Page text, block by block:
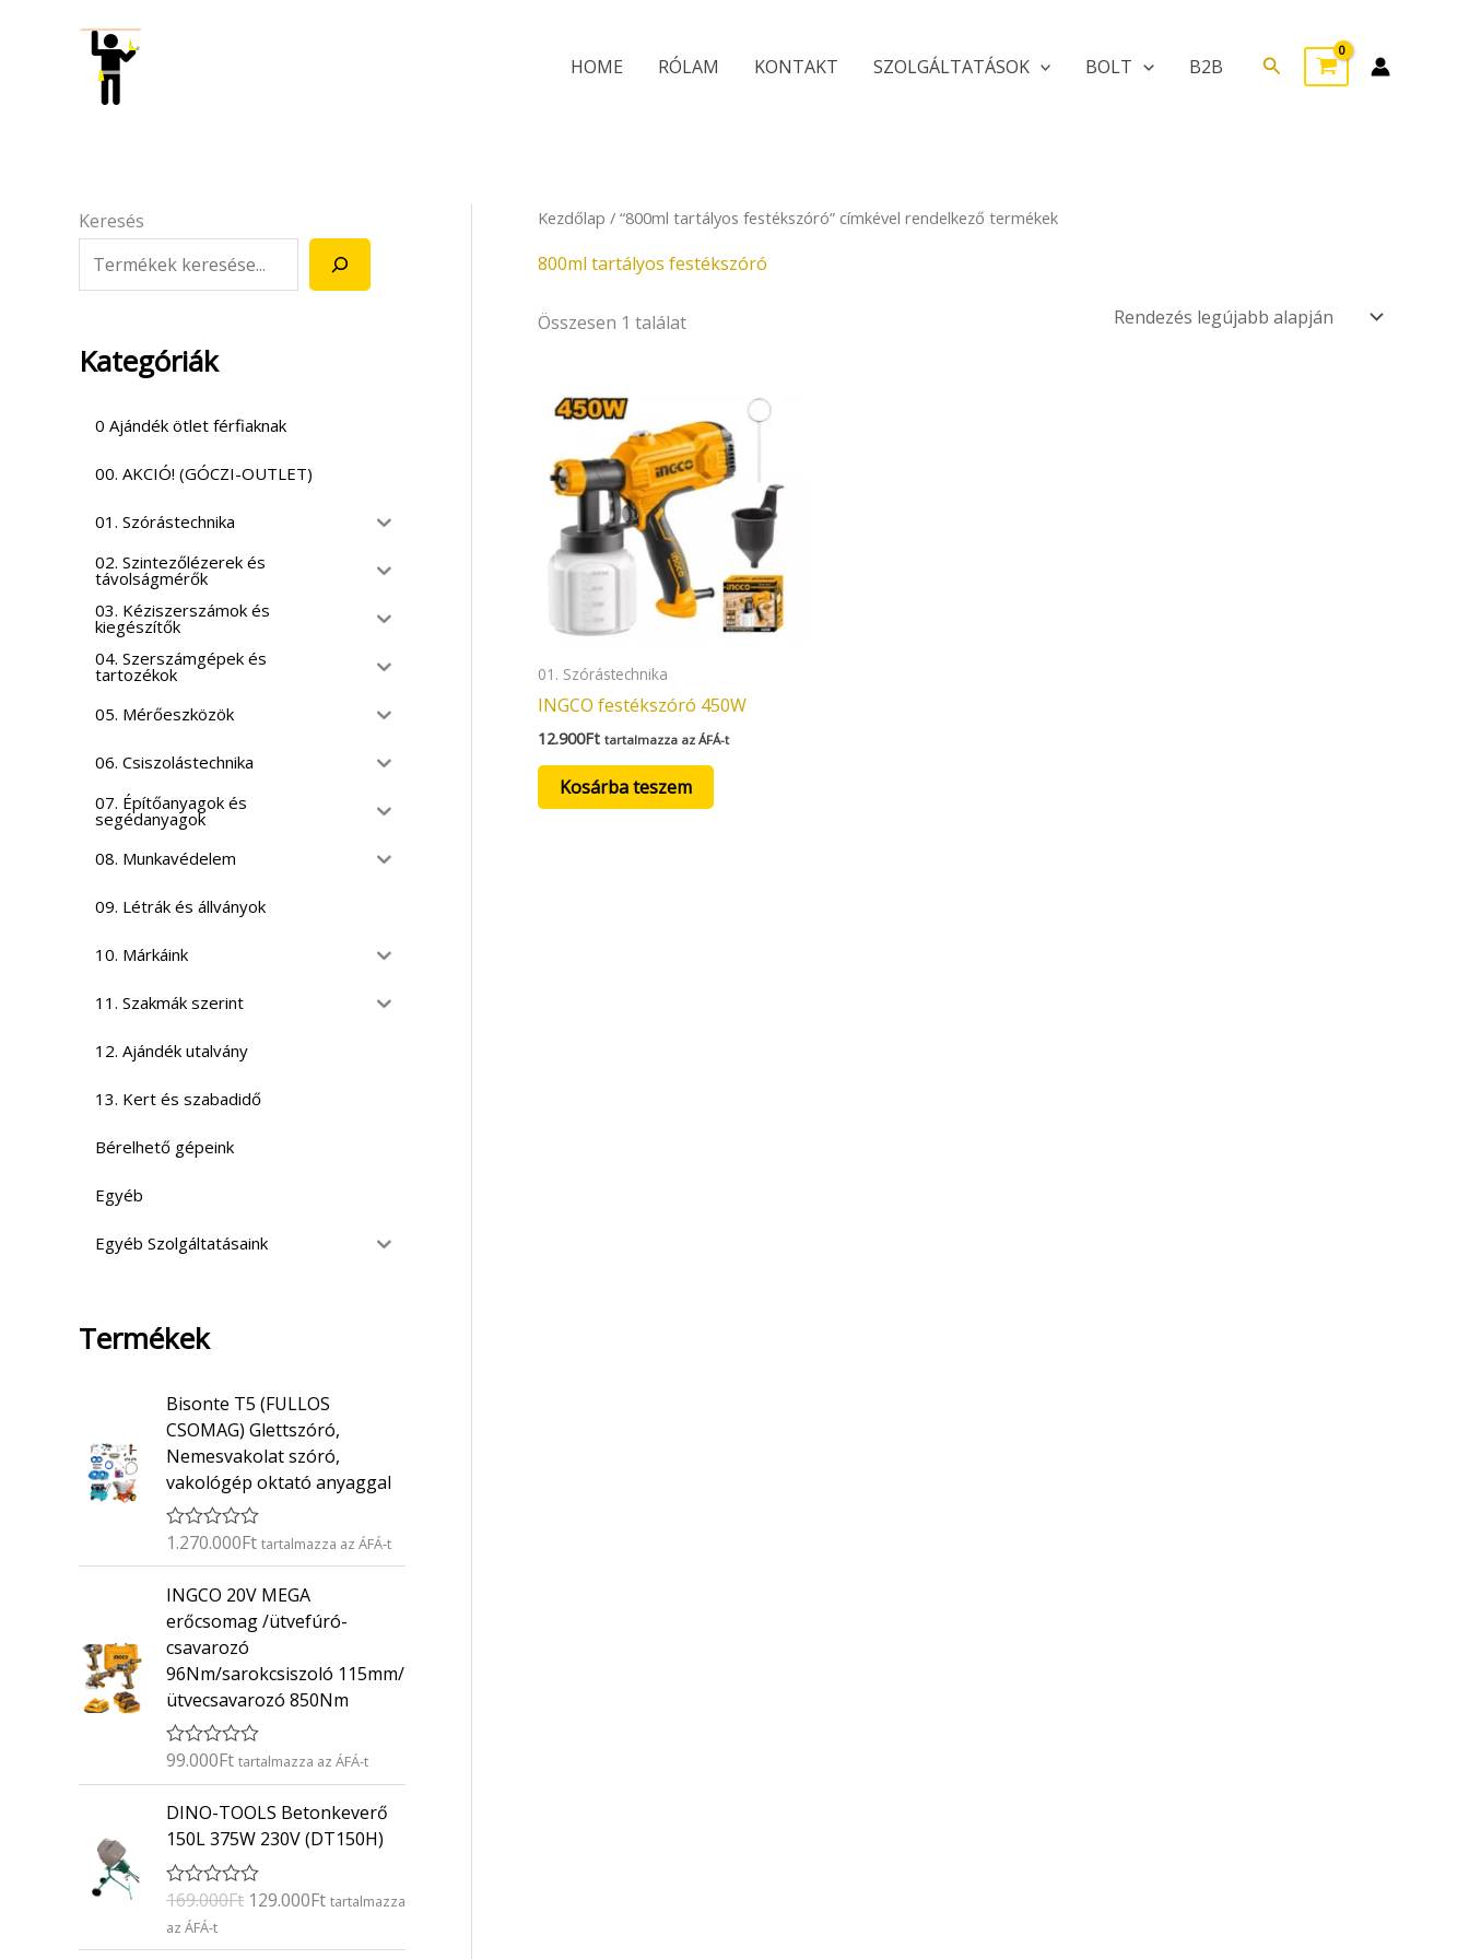
HOME RÓLAM KONTAKT SZOLGÁLTATÁSOK BOLT B2B Search
Keresés
Kategóriák
0 Ajándék ötlet férfiaknak
00. AKCIÓ! (GÓCZI-OUTLET)
01. Szórástechnika
02. Szintezőlézerek és
távolságmérők
03. Kéziszerszámok és
kiegészítők
04. Szerszámgépek és
tartozékok
05. Mérőeszközök
06. Csiszolástechnika
07. Építőanyagok és
segédanyagok
08. Munkavédelem
09. Létrák és állványok
10. Márkáink
11. Szakmák szerint
12. Ajándék utalvány
13. Kert és szabadidő
Bérelhető gépeink
Egyéb
Egyéb Szolgáltatásaink
Termékek
Bisonte T5 (FULLOS
CSOMAG) Glettszóró,
Nemesvakolat szóró,
vakológép oktató anyaggal
É
é
e
l
é
s
:
/
5
1.270.000Ft tartalmazza az ÁFÁ-t
INGCO 20V MEGA
erőcsomag /ütvefúró-
csavarozó
96Nm/sarokcsiszoló 115mm/
ütvecsavarozó 850Nm
É
é
k
e
é
s
0
/
99.000Ft tartalmazza az ÁFÁ-t
DINO-TOOLS Betonkeverő
150L 375W 230V (DT150H)
É
t
é
169.000Ft
O
r
g
129.000Ft
C
u
etartalmazza
az ÁFÁ-t
Kezdőlap / “800ml tartályos festékszóró” címkével rendelkező termékek
800ml tartályos festékszóró
Összesen 1 találat
01. Szórástechnika
INGCO festékszóró 450W
12.900Ft tartalmazza az ÁFÁ-t
Kosárba teszem